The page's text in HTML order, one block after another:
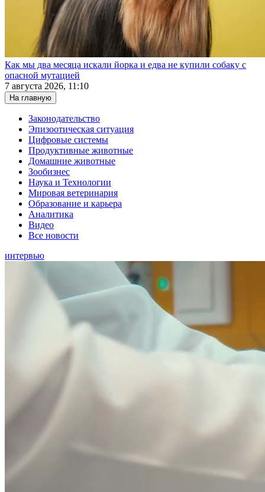
Как мы два месяца искали йорка и едва не купили собаку с
опасной мутацией
7 августа 2026, 11:10
На главную
Законодательство
Эпизоотическая ситуация
Цифровые системы
Продуктивные животные
Домашние животные
Зообизнес
Наука и Технологии
Мировая ветеринария
Образование и карьера
Аналитика
Видео
Все новости
интервью